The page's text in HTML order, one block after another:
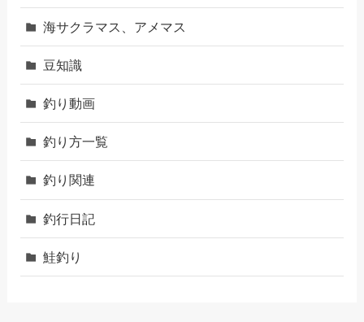
海サクラマス、アメマス
豆知識
釣り動画
釣り方一覧
釣り関連
釣行日記
鮭釣り